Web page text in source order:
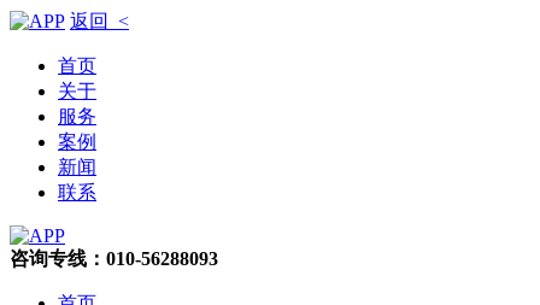
返回 <
首页
关于
服务
案例
新闻
联系
咨询专线：010-56288093